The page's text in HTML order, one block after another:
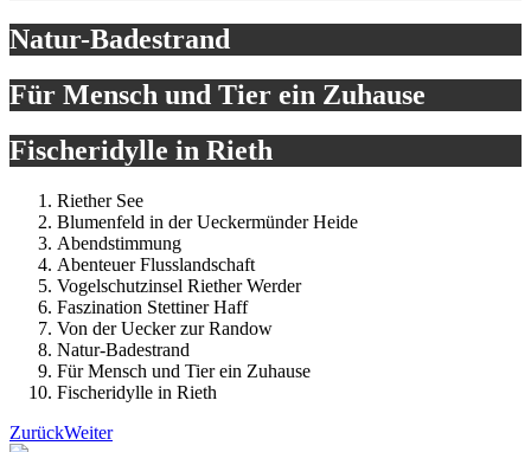
Natur-Badestrand
Für Mensch und Tier ein Zuhause
Fischeridylle in Rieth
Riether See
Blumenfeld in der Ueckermünder Heide
Abendstimmung
Abenteuer Flusslandschaft
Vogelschutzinsel Riether Werder
Faszination Stettiner Haff
Von der Uecker zur Randow
Natur-Badestrand
Für Mensch und Tier ein Zuhause
Fischeridylle in Rieth
ZurückWeiter